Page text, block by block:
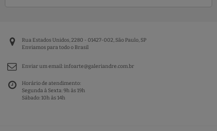
Rua Estados Unidos, 2280 - 01427-002, São Paulo, SP
Enviamos para todo o Brasil
Enviar um email:infoarte@galeriandre.com.br
Horário de atendimento:
Segunda à Sexta: 9h às 19h
Sábado: 10h às 14h